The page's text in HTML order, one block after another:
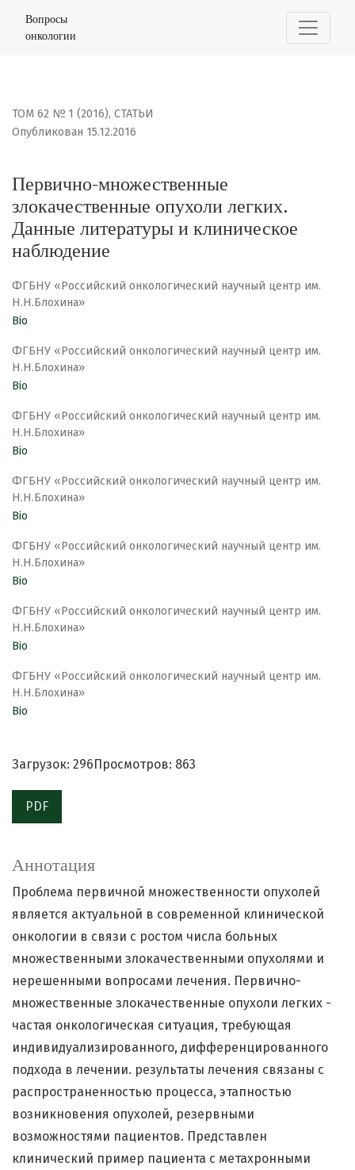
Первично-множественные злокачественные
Вопросы
онкологии
ТОМ 62 № 1 (2016), СТАТЬИ
Первично-множественные
злокачественные опухоли легких.
Данные литературы и клиническое
наблюдение
Опубликован 15.12.2016
ФГБНУ «Российский онкологический научный центр им.
Н.Н.Блохина»
Bio
ФГБНУ «Российский онкологический научный центр им.
Н.Н.Блохина»
Bio
ФГБНУ «Российский онкологический научный центр им.
Н.Н.Блохина»
Bio
ФГБНУ «Российский онкологический научный центр им.
Н.Н.Блохина»
Bio
ФГБНУ «Российский онкологический научный центр им.
Н.Н.Блохина»
Bio
ФГБНУ «Российский онкологический научный центр им.
Н.Н.Блохина»
Bio
ФГБНУ «Российский онкологический научный центр им.
Н.Н.Блохина»
Bio
Загрузок: 296 Просмотров: 863
PDF
Аннотация
Проблема первичной множественности опухолей
является актуальной в современной клинической
онкологии в связи с ростом числа больных
множественными злокачественными опухолями и
нерешенными вопросами лечения. Первично-
множественные злокачественные опухоли легких -
частая онкологическая ситуация, требующая
индивидуализированного, дифференцированного
подхода в лечении. результаты лечения связаны с
распространенностью процесса, этапностью
возникновения опухолей, резервными
возможностями пациентов. Представлен
клинический пример пациента с метахронными